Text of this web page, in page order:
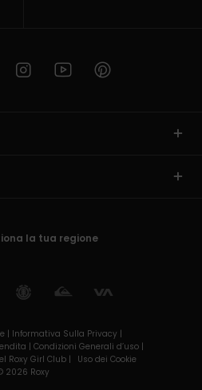
la tua regione
| Informativa Sulla Privacy |
| Condizioni Generali d’uso |
Roxy Girl Club |
Uso dei Cookie
2026 Roxy